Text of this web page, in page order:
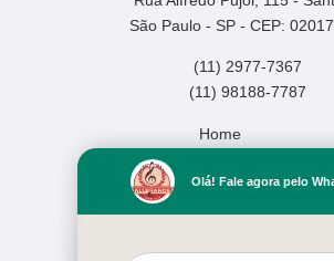
São Paulo - SP - CEP:
(11) 2977-7367
(11) 98188-7787
Home
Missão
Olá! Fale agora pelo